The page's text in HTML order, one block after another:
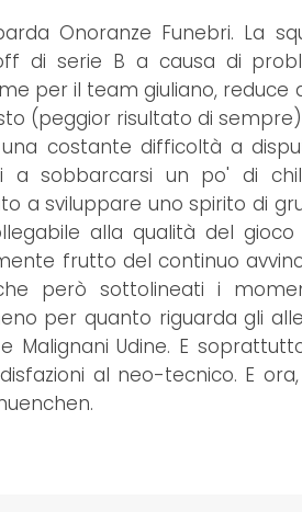
Onoranze Funebri. La
di serie B a causa di
per il team giuliano,
(peggior risultato di
costante difficoltà a
a sobbarcarsi un po' di
a sviluppare uno spirito di
alla qualità del
frutto del continuo
però sottolineati i
per quanto riguarda gli
Malignani Udine. E
al neo-tecnico. E